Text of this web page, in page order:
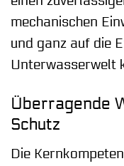
mechanischen
und ganz auf die
Unterwasserwelt
Überragende
Schutz
Die